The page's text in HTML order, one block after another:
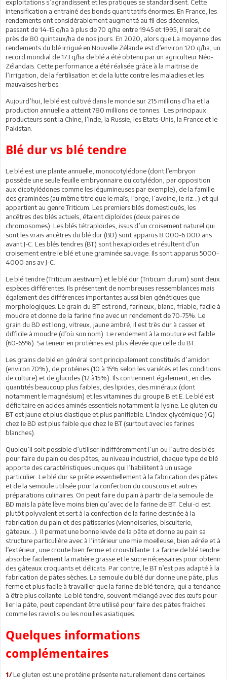
exploitations s’agrandissent et les pratiques se standardisent. Cette
intensification a entrainé des bonds quantitatifs énormes. En France, les
rendements ont considérablement augmenté au fil des décennies,
passant de 14-15 q/ha à plus de 70 q/ha entre 1945 et 1995, Il serait de
près de 80 quintaux/ha de nos jours. En 2020, alors que La moyenne des
rendements du blé irrigué en Nouvelle Zélande est d’environ 120 q/ha, un
record mondial de 173 q/ha de blé a été obtenu par un agriculteur Néo-
Zélandais. Cette performance a été réalisée grâce à la maitrise de
l’irrigation, de la fertilisation et de la lutte contre les maladies et les
mauvaises herbes.
Aujourd’hui, le blé est cultivé dans le monde sur 215 millions d’ha et la
production annuelle a atteint 780 millions de tonnes. Les principaux
producteurs sont la Chine, l’Inde, la Russie, les Etats-Unis, la France et le
Pakistan.
Blé dur vs blé tendre
Le blé est une plante annuelle, monocotylédone (dont l’embryon
possède une seule feuille embryonnaire ou cotylédon, par opposition
aux dicotylédones comme les légumineuses par exemple), de la famille
des graminées (au même titre que le maïs, l’orge, l’avoine, le riz…) et qui
appartient au genre Triticum. Les premiers blés domestiqués, les
ancêtres des blés actuels, étaient diploïdes (deux paires de
chromosomes). Les blés tétraploïdes, issus d’un croisement naturel qui
sont les vrais ancêtres du blé dur (BD) sont apparus 8 000-6 000 ans
avant J-C. Les blés tendres (BT) sont hexaploïdes et résultent d’un
croisement entre le blé et une graminée sauvage. Ils sont apparus 5000-
4000 ans av J-C.
Le blé tendre (Triticum aestivum) et le blé dur (Triticum durum) sont deux
espèces différentes. Ils présentent de nombreuses ressemblances mais
également des différences importantes aussi bien génétiques que
morphologiques. Le grain du BT est rond, farineux, blanc, friable, facile à
moudre et donne de la farine fine avec un rendement de 70-75%. Le
grain du BD est long, vitreux, jaune ambré, il est très dur à casser et
difficile à moudre (d’où son nom). Le rendement à la mouture est faible
(60-65%). Sa teneur en protéines est plus élevée que celle du BT.
Les grains de blé en général sont principalement constitués d’amidon
(environ 70%), de protéines (10 à 15% selon les variétés et les conditions
de culture) et de glucides (12 à15%). Ils contiennent également, en des
quantités beaucoup plus faibles, des lipides, des minéraux (dont
notamment le magnésium) et les vitamines du groupe B et E. Le blé est
déficitaire en acides aminés essentiels notamment la lysine. Le gluten du
BT est jaune et plus élastique et plus panifiable. L'index glycémique (IG)
chez le BD est plus faible que chez le BT (surtout avec les farines
blanches).
Quoiqu’il soit possible d’utiliser indifféremment l’un ou l’autre des blés
pour faire du pain ou des pâtes, au niveau industriel, chaque type de blé
apporte des caractéristiques uniques qui l’habilitent à un usage
particulier. Le blé dur se prête essentiellement à la fabrication des pâtes
et de la semoule utilisée pour la confection du couscous et autres
préparations culinaires. On peut faire du pain à partir de la semoule de
BD mais la pâte lève moins bien qu’avec de la farine de BT. Celui-ci est
plutôt polyvalent et sert à la confection de la farine destinée à la
fabrication du pain et des pâtisseries (viennoiseries, biscuiterie,
gâteaux…). Il permet une bonne levée de la pâte et donne au pain sa
structure particulière avec à l’intérieur une mie moelleuse, bien aérée et à
l’extérieur, une croute bien ferme et croustillante. La farine de blé tendre
absorbe facilement la matière grasse et le sucre nécessaires pour obtenir
des gâteaux croquants et délicats. Par contre, le BT n’est pas adapté à la
fabrication de pâtes sèches. La semoule du blé dur donne une pâte, plus
ferme et plus facile à travailler que la farine de blé tendre, qui a tendance
à être plus collante. Le blé tendre, souvent mélangé avec des œufs pour
lier la pâte, peut cependant être utilisé pour faire des pâtes fraiches
comme les raviolis ou les nouilles asiatiques.
Quelques informations
complémentaires
1/Le gluten est une protéine présente naturellement dans certaines